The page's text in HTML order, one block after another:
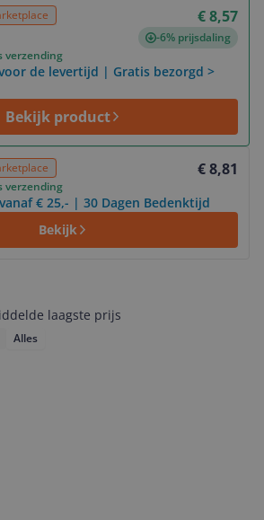
€ 8,57
-6% prijsdaling
verzending
de levertijd | Gratis bezorgd >
Bekijk product
€ 8,81
verzending
€ 25,- | 30 Dagen Bedenktijd
Bekijk
laagste prijs
Alles